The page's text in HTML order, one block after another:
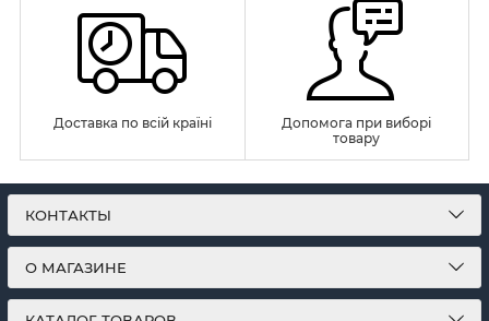
Доставка по всій країні
Допомога при виборі
товару
КОНТАКТЫ
О МАГАЗИНЕ